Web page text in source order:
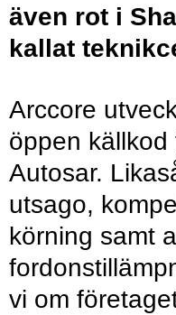
även rot i
kallat
Arccore
öppen
Autosar.
utsago,
körning samt
vi om